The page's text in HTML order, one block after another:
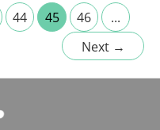
44 45 46
...
Next →